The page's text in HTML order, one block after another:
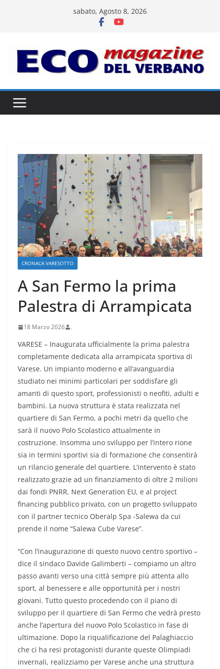
sabato, Agosto 8, 2026
CRONACA VARESOTTO
A San Fermo la prima
Palestra di Arrampicata
18 Marzo 2026 .
VARESE – Inaugurata ufficialmente la prima palestra
completamente dedicata alla arrampicata sportiva di
Varese. Un impianto moderno e all’avanguardia
studiato nei minimi particolari per soddisfare gli
amanti di questo sport, professionisti o neofiti, adulti e
bambini. La nuova struttura è stata realizzata nel
quartiere di San Fermo, a pochi metri da quello che
sarà il nuovo Polo Scolastico attualmente in
costruzione. Insomma uno sviluppo per l’intero rione
sia in termini sportivi sia di formazione che consentirà
un rilancio generale del quartiere. L’intervento è stato
realizzato grazie ad un finanziamento di oltre 2 milioni
dai fondi PNRR, Next Generation EU, e al project
financing pubblico privato, con un progetto sviluppato
con il partner tecnico Oberalp Spa -Salewa da cui
prende il nome “Salewa Cube Varese”.
“Con l’inaugurazione di questo nuovo centro sportivo –
dice il sindaco Davide Galimberti – compiamo un altro
passo avanti verso una città sempre più attenta allo
sport, al benessere e alle opportunità per i nostri
giovani. Tutto questo procedendo con il piano di
sviluppo per il quartiere di San Fermo che vedrà presto
anche l’apertura del nuovo Polo Scolastico in fase di
ultimazione. Dopo la riqualificazione del Palaghiaccio
che ci ha resi protagonisti durante queste Olimpiadi
invernali, realizziamo per Varese anche una struttura